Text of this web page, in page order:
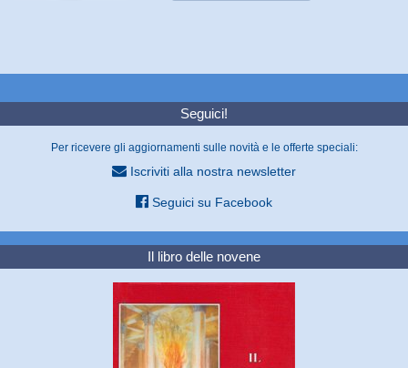
Seguici!
Per ricevere gli aggiornamenti sulle novità e le offerte speciali:
Iscriviti alla nostra newsletter
Seguici su Facebook
Il libro delle novene